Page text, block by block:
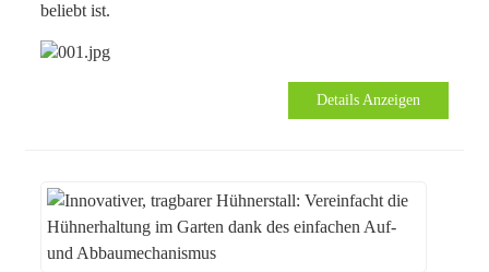
beliebt ist.
Details Anzeigen